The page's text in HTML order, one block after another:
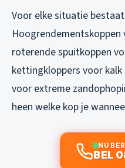
Voor elke situatie
roterende spuitkoppen
kettingkloppers voor
voor extreme
heen welke kop je
NU
BEL